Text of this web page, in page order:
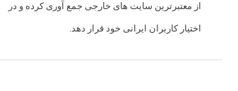
از معتبرترین سایت های خارجی جمع آوری کرده و در
اختیار کاربران ایرانی خود قرار دهد.